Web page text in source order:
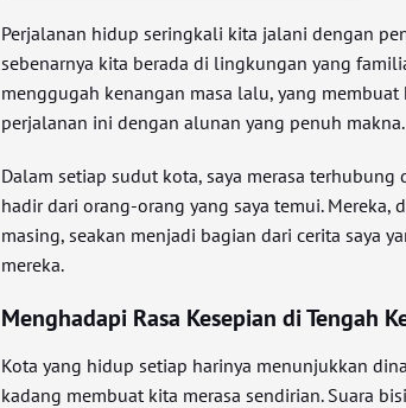
Perjalanan hidup seringkali kita jalani dengan
sebenarnya kita berada di lingkungan yang
menggugah kenangan masa lalu, yang
perjalanan ini dengan alunan yang penuh makna.
Dalam setiap sudut kota, saya merasa terhubung
hadir dari orang-orang yang saya temui. Mereka,
masing, seakan menjadi bagian dari cerita saya
mereka.
Menghadapi Rasa Kesepian di Tengah
Kota yang hidup setiap harinya menunjukkan
kadang membuat kita merasa sendirian. Suara